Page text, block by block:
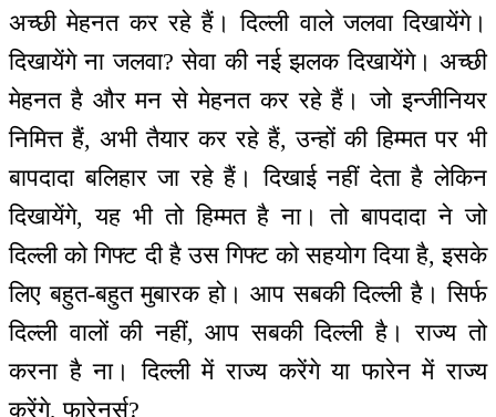
अच्छी मेहनत कर रहे हैं। दिल्ली वाले जलवा दिखायेंगे।
दिखायेंगे ना जलवा? सेवा की नई झलक दिखायेंगे। अच्छी
मेहनत है और मन से मेहनत कर रहे हैं। जो इन्जीनियर
निमित्त हैं, अभी तैयार कर रहे हैं, उन्हों की हिम्मत पर भी
बापदादा बलिहार जा रहे हैं। दिखाई नहीं देता है लेकिन
दिखायेंगे, यह भी तो हिम्मत है ना। तो बापदादा ने जो
दिल्ली को गिफ्ट दी है उस गिफ्ट को सहयोग दिया है, इसके
लिए बहुत-बहुत मुबारक हो। आप सबकी दिल्ली है। सिर्फ
दिल्ली वालों की नहीं, आप सबकी दिल्ली है। राज्य तो
करना है ना। दिल्ली में राज्य करेंगे या फारेन में राज्य
करेंगे, फारेनर्स?